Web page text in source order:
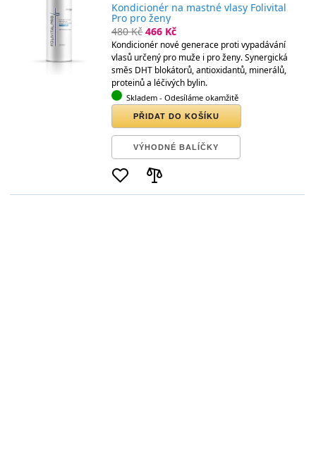
Kondicionér na mastné vlasy Folivital
Pro pro ženy
480 Kč 466 Kč
Kondicionér nové generace proti vypadávání
vlasů určený pro muže i pro ženy. Synergická
směs DHT blokátorů, antioxidantů, minerálů,
proteinů a léčivých bylin.
Skladem - Odesíláme okamžitě
PŘIDAT DO KOŠÍKU
VÝHODNÉ BALÍČKY